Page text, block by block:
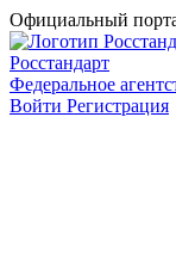
Официальный
Росстандарт
Федеральное
Войти Регистрация